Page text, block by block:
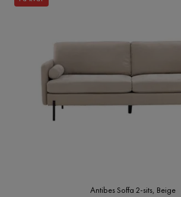
Antibes Soffa 2-sits, Beige